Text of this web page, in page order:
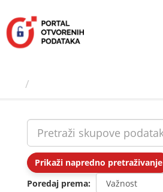
sadržaj
Prikaži napredno pretraživanje
Poredaj prema